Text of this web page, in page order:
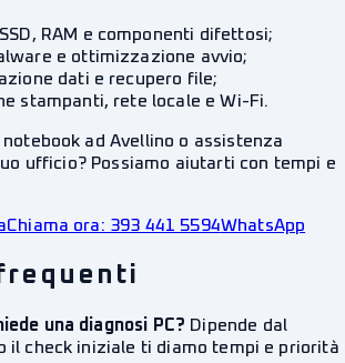
RAM e componenti difettosi;
e ottimizzazione avvio;
dati e recupero file;
stampanti, rete locale e Wi-Fi.
ad Avellino o assistenza
ufficio? Possiamo aiutarti con tempi e
Chiama ora: 393 441 5594WhatsApp
una diagnosi PC? Dipende dal
il check iniziale ti diamo tempi e priorità